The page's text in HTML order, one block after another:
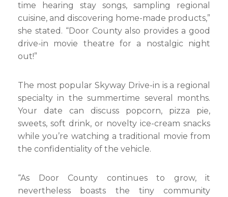
time hearing stay songs, sampling regional
cuisine, and discovering home-made products,”
she stated. “Door County also provides a good
drive-in movie theatre for a nostalgic night
out!”
The most popular Skyway Drive-in is a regional
specialty in the summertime several months.
Your date can discuss popcorn, pizza pie,
sweets, soft drink, or novelty ice-cream snacks
while you’re watching a traditional movie from
the confidentiality of the vehicle.
“As Door County continues to grow, it
nevertheless boasts the tiny community